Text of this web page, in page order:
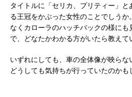
タイトルに「セリカ、プリティー」
る王冠をかぶった女性のことでしう
なくカローラのハッチバックの様に
で、どなたかわかる方がいたら教えて
いずれにしても、車の全体像が映ら
どうしても気持ちが行っていたのかも